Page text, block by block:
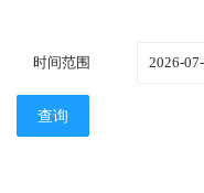
时间范围
查询